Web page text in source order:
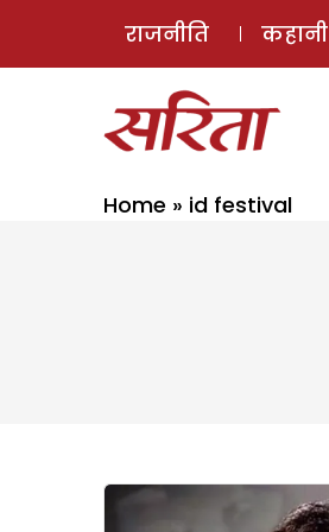
राजनीति कहानी
Home » id festival